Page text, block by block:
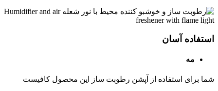
استفاده آسان
مه
شما برای استفاده از آپشن رطوبت ساز این محصول کافیست